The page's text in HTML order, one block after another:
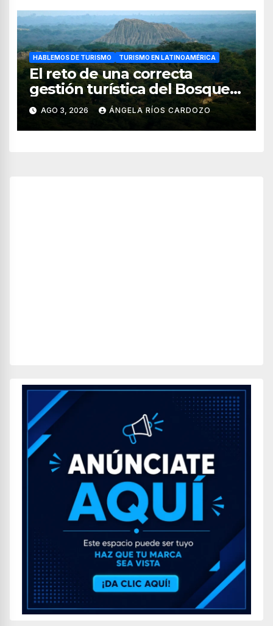
HABLEMOS DE TURISMO TURISMO EN LATINOAMÉRICA
El reto de una correcta
gestión turística del Bosque
de Pomac (en Perú)
AGO 3, 2026 ÁNGELA RÍOS CARDOZO